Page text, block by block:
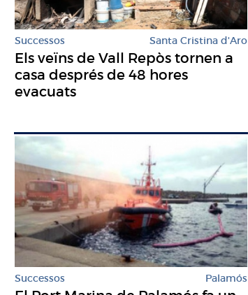
Successos Santa Cristina d'Aro
​Els veïns de Vall Repòs tornen a
casa després de 48 hores
evacuats
Successos Palamós